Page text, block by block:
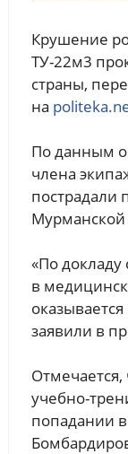
Крушение
ТУ-22м3
страны,
на
По данным
члена
пострадали
Мурманской
«По докладу
в
заявили в
учебно-
попадании